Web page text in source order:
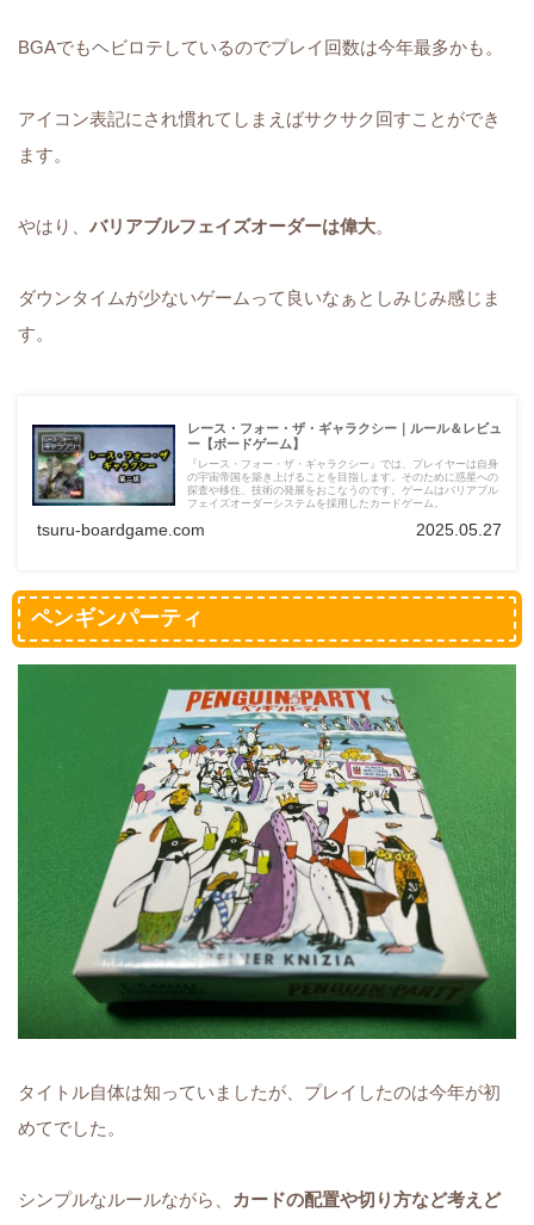
BGAでもヘビロテしているのでプレイ回数は今年最多かも。
アイコン表記にされ慣れてしまえばサクサク回すことができ
ます。
やはり、 バリアブルフェイズオーダーは偉大。
ダウンタイムが少ないゲームって良いなぁとしみじみ感じま
す。
レース・フォー・ザ・ギャラクシー｜ルール＆レビュ
ー【ボードゲーム】
『レース・フォー・ザ・ギャラクシー』では、プレイヤーは自身
の宇宙帝国を築き上げることを目指します。そのために惑星への
探査や移住、技術の発展をおこなうのです。ゲームはバリアブル
フェイズオーダーシステムを採用したカードゲーム。
tsuru-boardgame.com 2025.05.27
ペンギンパーティ
タイトル自体は知っていましたが、プレイしたのは今年が初
めてでした。
シンプルなルールながら、
カードの配置や切り方など考えど